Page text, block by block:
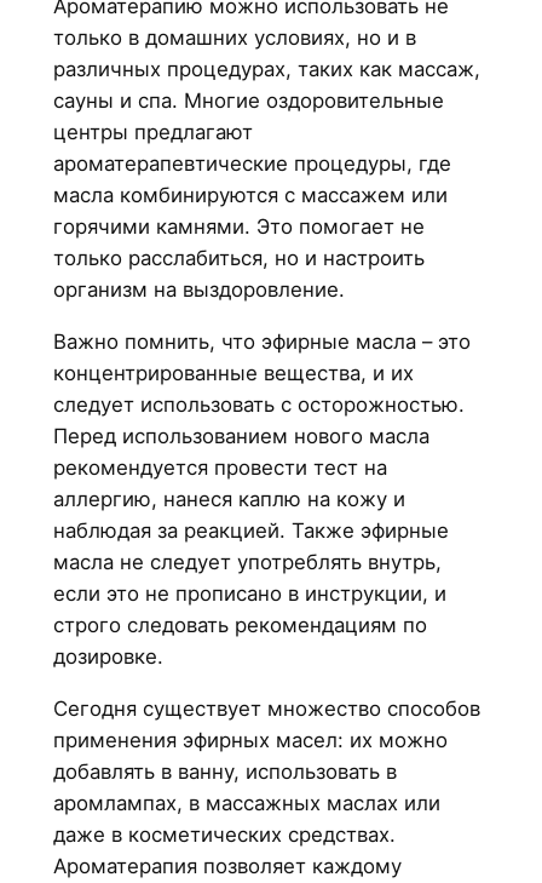
Ароматерапию можно использовать не
только в домашних условиях, но и в
различных процедурах, таких как массаж,
сауны и спа. Многие оздоровительные
центры предлагают
ароматерапевтические процедуры, где
масла комбинируются с массажем или
горячими камнями. Это помогает не
только расслабиться, но и настроить
организм на выздоровление.
Важно помнить, что эфирные масла – это
концентрированные вещества, и их
следует использовать с осторожностью.
Перед использованием нового масла
рекомендуется провести тест на
аллергию, нанеся каплю на кожу и
наблюдая за реакцией. Также эфирные
масла не следует употреблять внутрь,
если это не прописано в инструкции, и
строго следовать рекомендациям по
дозировке.
Сегодня существует множество способов
применения эфирных масел: их можно
добавлять в ванну, использовать в
аромлампах, в массажных маслах или
даже в косметических средствах.
Ароматерапия позволяет каждому